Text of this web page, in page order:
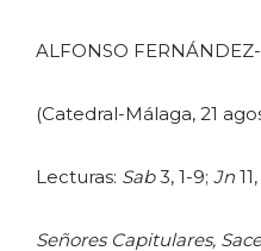
ALFONSO
(Catedral-Málaga, 21
Lecturas: Sab3, 1-9; Jn
Señores Capitulares,